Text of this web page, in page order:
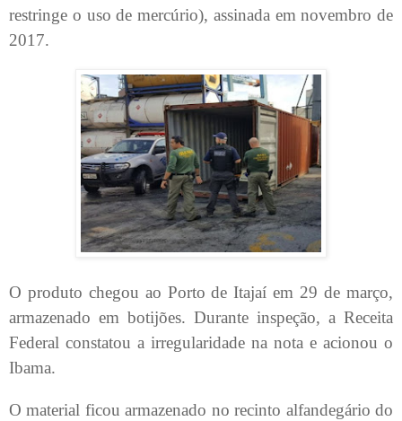
restringe o uso de mercúrio), assinada em novembro de
2017.
O produto chegou ao Porto de Itajaí em 29 de março,
armazenado em botijões. Durante inspeção, a Receita
Federal constatou a irregularidade na nota e acionou o
Ibama.
O material ficou armazenado no recinto alfandegário do